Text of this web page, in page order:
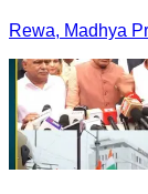
Rewa, Madhya